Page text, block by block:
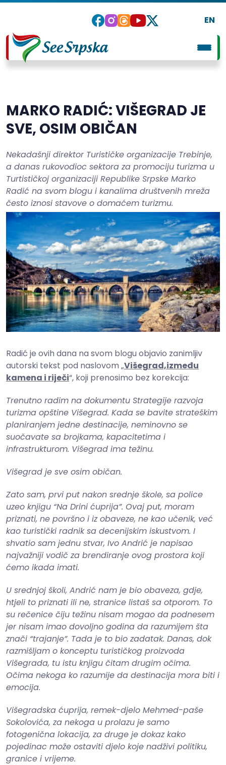
EN
MARKO RADIĆ: VIŠEGRAD JE
SVE, OSIM OBIČAN
Nekadašnji direktor Turističke organizacije Trebinje,
a danas rukovodioc sektora za promociju turizma u
Turtističkoj organizaciji Republike Srpske Marko
Radić na svom blogu i kanalima društvenih mreža
često iznosi stavove o domaćem turizmu.
Radić je ovih dana na svom blogu objavio zanimljiv
autorski tekst pod naslovom „Višegrad,između
kamena i riječi“, koji prenosimo bez korekcija:
Trenutno radim na dokumentu Strategije razvoja
turizma opštine Višegrad. Kada se bavite strateškim
planiranjem jedne destinacije, neminovno se
suočavate sa brojkama, kapacitetima i
infrastrukturom. Višegrad ima težinu.
Višegrad je sve osim običan.
Zato sam, prvi put nakon srednje škole, sa police
uzeo knjigu “Na Drini ćuprija”. Ovaj put, moram
priznati, ne površno i iz obaveze, ne kao učenik, već
kao turistički radnik sa decenijskim iskustvom. I
shvatio sam jednu stvar, Ivo Andrić je napisao
najvažniji vodič za brendiranje ovog prostora koji
ćemo ikada imati.
U srednjoj školi, Andrić nam je bio obaveza, gdje,
htjeli to priznati ili ne, stranice listaš sa otporom. To
su rečenice čiju težinu nisam mogao da podnesem
jer nisam imao dovoljno godina da razumijem šta
znači “trajanje”. Tada je to bio zadatak. Danas, dok
razmišljam o konceptu turističkog proizvoda
Višegrada, tu istu knjigu čitam drugim očima.
Očima nekoga ko razumije da destinacija mora biti i
emocija.
Višegradska ćuprija, remek-djelo Mehmed-paše
Sokolovića, za nekoga u prolazu je samo
fotogenična lokacija, za druge je dokaz kako
pojedinac može ostaviti djelo koje nadživi politiku,
granice i vrijeme.